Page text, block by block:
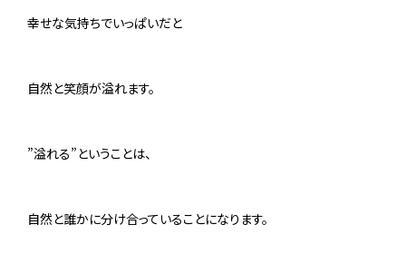
幸せな気持ちでいっぱいだと
自然と笑顔が溢れます。
”溢れる”ということは、
自然と誰かに分け合っていることになります。